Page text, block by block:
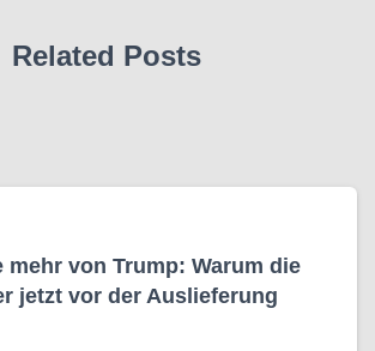
Related Posts
mehr von Trump: Warum die
jetzt vor der Auslieferung